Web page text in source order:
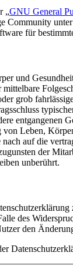
„GNU General
Community
für
und
grob
entgangenen
Leben,
auf die
der
unberührt.
des
den